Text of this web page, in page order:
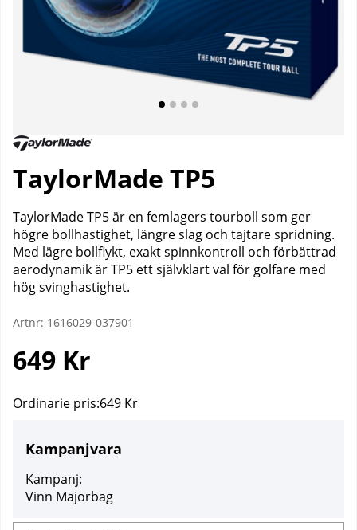
TaylorMade TP5
TaylorMade TP5 är en femlagers tourboll som ger
högre bollhastighet, längre slag och tajtare spridning.
Med lägre bollflykt, exakt spinnkontroll och förbättrad
aerodynamik är TP5 ett självklart val för golfare med
hög svinghastighet.
Artnr: 1616029-037901
649 Kr
Ordinarie pris:649 Kr
Kampanjvara
Kampanj:
Vinn Majorbag